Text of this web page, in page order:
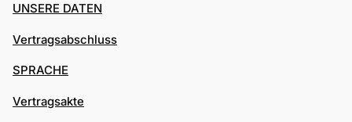
UNSERE DATEN
Vertragsabschluss
SPRACHE
Vertragsakte